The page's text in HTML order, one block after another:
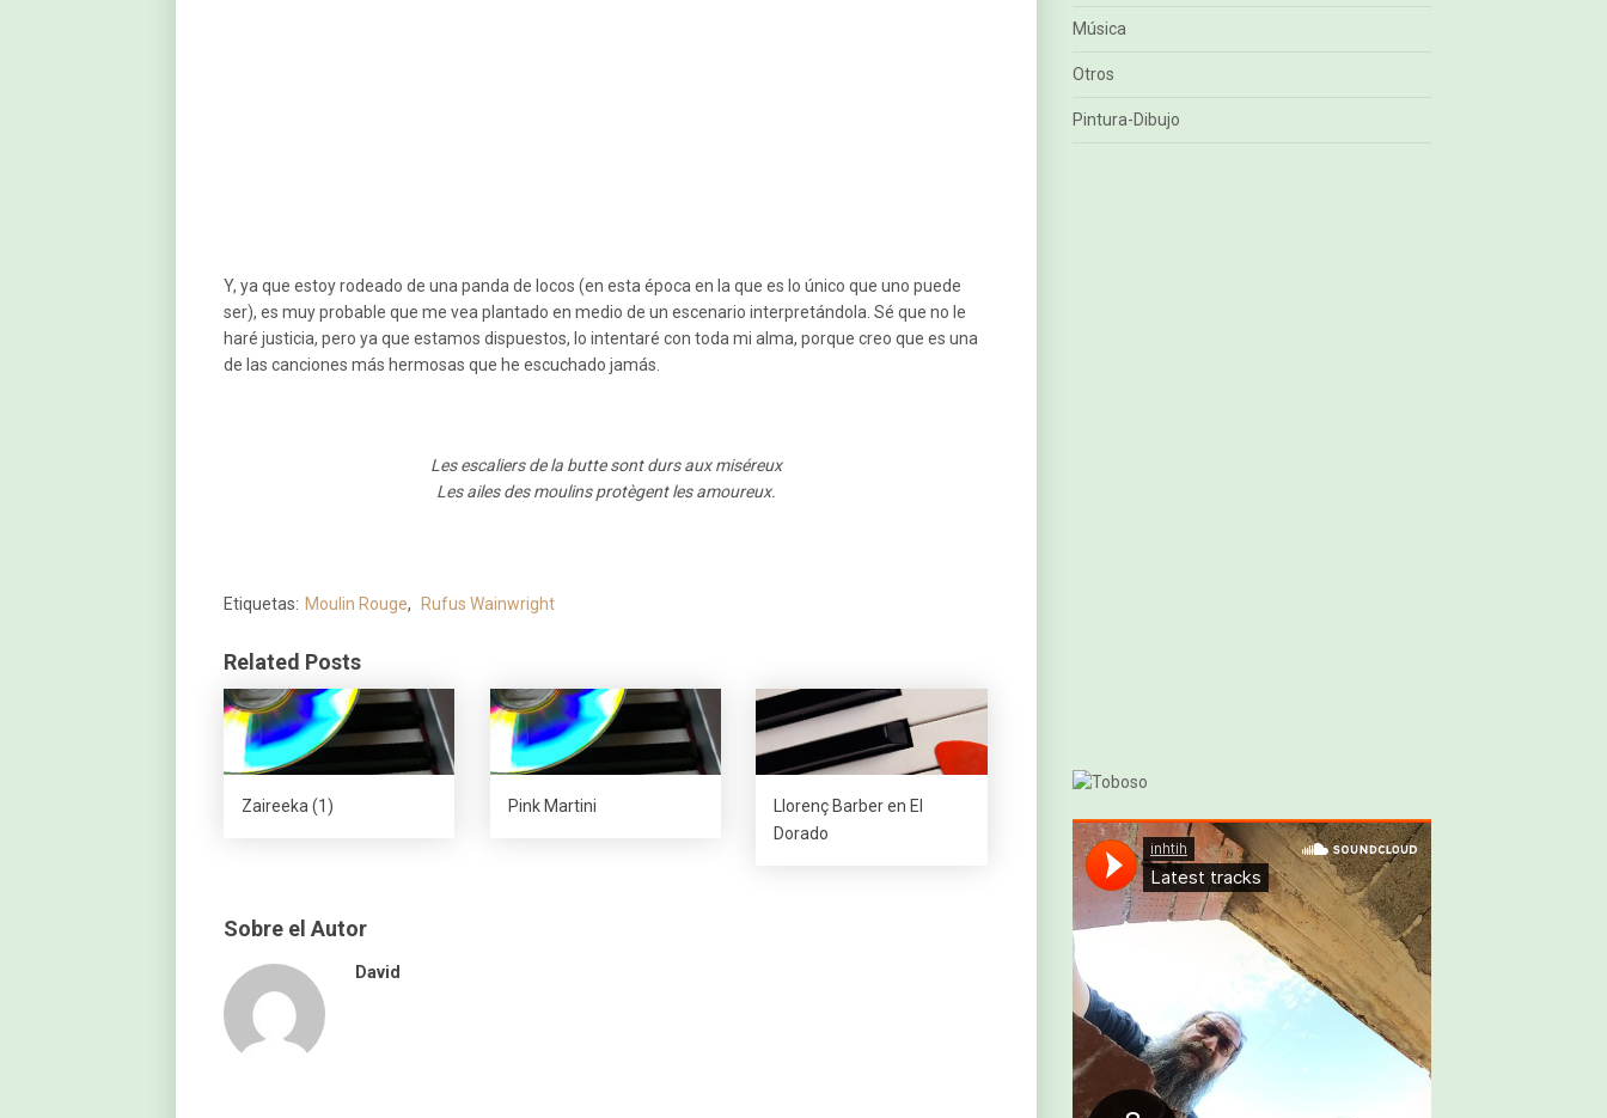
Y, ya que estoy rodeado de una panda de locos (en esta época en la que es lo único que uno puede
ser), es muy probable que me vea plantado en medio de un escenario interpretándola. Sé que no le
haré justicia, pero ya que estamos dispuestos, lo intentaré con toda mi alma, porque creo que es una
de las canciones más hermosas que he escuchado jamás.
Les escaliers de la butte sont durs aux miséreux
Les ailes des moulins protègent les amoureux.
Etiquetas: Moulin Rouge, Rufus Wainwright
Related Posts
Zaireeka (1) Pink Martini
Llorenç Barber en El
Dorado
Sobre el Autor
David
Música
Otros
Pintura-Dibujo